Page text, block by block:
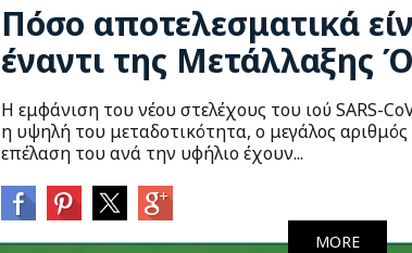
Πόσο αποτελεσματικά
έναντι της Μετάλλαξης
Η εμφάνιση του νέου στελέχους του ιού SARS-
η υψηλή του μεταδοτικότητα, ο μεγάλος
επέλαση του ανά την υφήλιο έχουν...
MORE